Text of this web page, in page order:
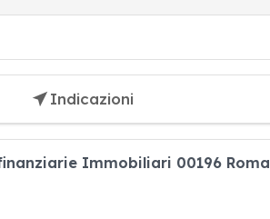
Indicazioni
Immobiliari 00196 Roma